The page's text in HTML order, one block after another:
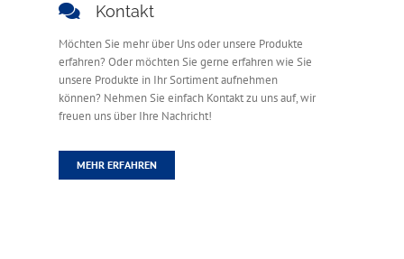
Kontakt
Möchten Sie mehr über Uns oder unsere Produkte
erfahren? Oder möchten Sie gerne erfahren wie Sie
unsere Produkte in Ihr Sortiment aufnehmen
können? Nehmen Sie einfach Kontakt zu uns auf, wir
freuen uns über Ihre Nachricht!
MEHR ERFAHREN